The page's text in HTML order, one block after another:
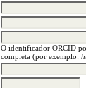
O identificador ORCID
completa (por exemplo: